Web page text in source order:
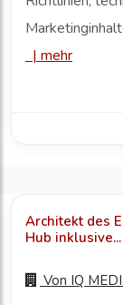
| mehr
Architekt des
Hub inklusive...
Von IQ